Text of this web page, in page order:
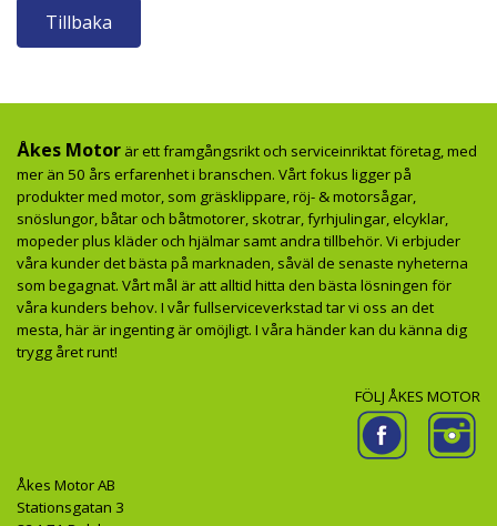
Tillbaka
Åkes Motor är ett framgångsrikt och serviceinriktat företag, med
mer än 50 års erfarenhet i branschen. Vårt fokus ligger på
produkter med motor, som gräsklippare, röj- & motorsågar,
snöslungor, båtar och båtmotorer, skotrar, fyrhjulingar, elcyklar,
mopeder plus kläder och hjälmar samt andra tillbehör. Vi erbjuder
våra kunder det bästa på marknaden, såväl de senaste nyheterna
som begagnat. Vårt mål är att alltid hitta den bästa lösningen för
våra kunders behov. I vår fullserviceverkstad tar vi oss an det
mesta, här är ingenting är omöjligt. I våra händer kan du känna dig
trygg året runt!
FÖLJ ÅKES MOTOR
Åkes Motor AB
Stationsgatan 3